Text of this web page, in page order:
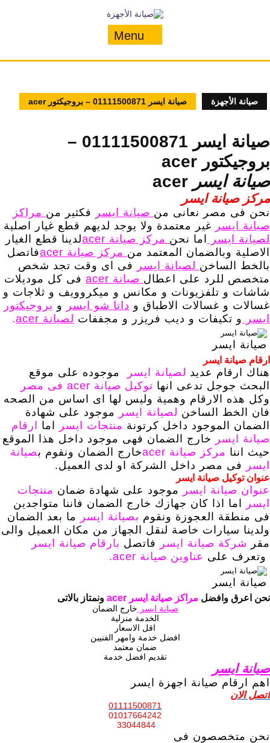
Menu
صيانة الأجهزة صيانة ايسر 01111500871 – بروجيكتور acer
صيانة ايسر 01111500871 –
بروجيكتور acer
صيانةايسر
مركز صيانة ايسر
نحن فى مصر نعانى من صيانة ايسر فكثير من مراكز
صيانة ايسر غير معتمدة ولا يوجد لديهم قطع غيار اصلية
لصيانة ايسر
اما نحن مركز صيانة acer
لدينا قطع الغيار
الاصلية وبالضمان المعتمد من مركز صيانة acer
فاتصل
بالخط الساخن لصيانة ايسر
فى اى وقت تجد شخص
متخصص للرد على اعطال صيانة acer
فى كل موديلات
شاشات و تلفزيونات و مكانس و ميكروويف و ثلاجات و
غسالات و غسالات الاطباق و داتا شو ايسر و بروجيكتور
ايسر و تكيفات و ديب فريزر و مجففات لصيانة acer .
صيانة ايسر
ارقام صيانة ايسر
هناك ارقام عديد لصيانة ايسر موجوده على موقع
البحث جوجل تدعى انها توكيل صيانة acer فى مصر
وكل هذه الارقام وهمية وليس لها اى اساس من الصحه
فان الخط الساخن لصيانة ايسر موجود على شهادة
الضمان الموجود داخل كرتونة منتجات ايسر اما ارقام
صيانة ايسر خارج الضمان فهى موجود داخل هذا الموقع
حيث اننا مركز صيانة acer خارج الضمان ونقوم بصيانة
ايسر فى مصر داخل الشركة او لدى العميل.
عنوان توكيل صيانة ايسر
عنوان صيانة ايسر موجود على شهادة ضمان منتجات
ايسر
اما اذا كان جهازك خارج الضمان فاننا متواجدين
فى منطقة العجوزة ونقوم بصيانة ايسر ما بعد الضمان
ولدينا سيارات خاصة لنقل الجهاز من مكان العميل والى
مقر شركة صيانة ايسر فاتصل بارقام صيانة ايسر
وتعرف على عناوين صيانة acer.
صيانة ايسر
نحن اعرق وافضل مراكز صيانة ايسر acer ونمتاز بالاتى
صيانة ايسر خارج الضمان
الخدمة منزلية
اقل الاسعار
افضل خدمة وامهر الفنيين
ضمان معتمد
تقديم افضل خدمة
صيانة ايسر
اهم ارقام صيانة اجهزة ايسر
اتصل الان
01111500871
01017664242
33044844
نحن متخصصون فى